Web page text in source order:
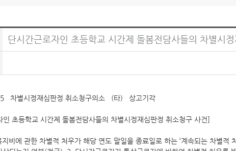
단시간근로자인 초등학교 시간제 돌봄전담사들의 차별시
차별시정재심판정 취소청구의소 (타) 상고기각
인 초등학교 시간제 돌봄전담사들의 차별시정재심판정 취소청구 사건]
비에 관한 차별적 처우가 해당 연도 말일을 종료일로 하는 ‘계속되는 차별적